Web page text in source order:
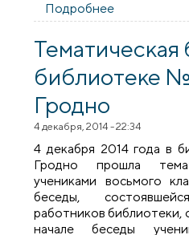
Подробнее
состоялась
Тематическая
библиотеке
Гродно
4 декабря, 2014 - 22:34
4 декабря 2014 года в
Гродно прошла
учениками восьмого
беседы,
работников библиотеки,
начале беседы